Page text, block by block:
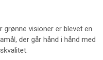
grønne visioner er blevet en
der går hånd i hånd med